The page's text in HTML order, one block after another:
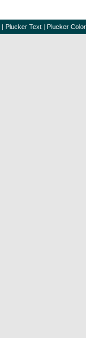
| Plucker Text | Plucker Color